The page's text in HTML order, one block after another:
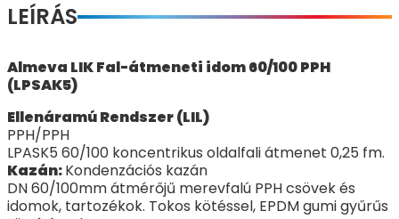
LEÍRÁS
Almeva LIK Fal-átmeneti idom 60/100 PPH
(LPSAK5)
Ellenáramú Rendszer (LIL)
PPH/PPH
LPASK5 60/100 koncentrikus oldalfali átmenet 0,25 fm.
Kazán:Kondenzációs kazán
DN 60/100mm átmérőjű merevfalú PPH csövek és
idomok, tartozékok. Tokos kötéssel, EPDM gumi gyűrűs